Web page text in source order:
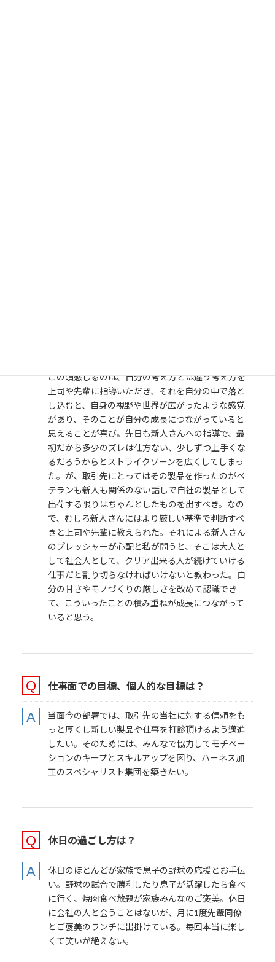
この頃感じるのは、自分の考え方とは違う考え方を
上司や先輩に指導いただき、それを自分の中で落と
し込むと、自身の視野や世界が広がったような感覚
があり、そのことが自分の成長につながっていると
思えることが喜び。先日も新人さんへの指導で、最
初だから多少のズレは仕方ない、少しずつ上手くな
るだろうからとストライクゾーンを広くしてしまっ
た。が、取引先にとってはその製品を作ったのがベ
テランも新人も関係のない話しで自社の製品として
出荷する限りはちゃんとしたものを出すべき。なの
で、むしろ新人さんにはより厳しい基準で判断すべ
きと上司や先輩に教えられた。それによる新人さん
のプレッシャーが心配と私が問うと、そこは大人と
して社会人として、クリア出来る人が続けていける
仕事だと割り切らなければいけないと教わった。自
分の甘さやモノづくりの厳しさを改めて認識でき
て、こういったことの積み重ねが成長につながって
いると思う。
仕事面での目標、個人的な目標は？
当面今の部署では、取引先の当社に対する信頼をも
っと厚くし新しい製品や仕事を打診頂けるよう邁進
したい。そのためには、みんなで協力してモチベー
ションのキープとスキルアップを図り、ハーネス加
工のスペシャリスト集団を築きたい。
休日の過ごし方は？
休日のほとんどが家族で息子の野球の応援とお手伝
い。野球の試合で勝利したり息子が活躍したら食べ
に行く、焼肉食べ放題が家族みんなのご褒美。休日
に会社の人と会うことはないが、月に1度先輩同僚
とご褒美のランチに出掛けている。毎回本当に楽し
くて笑いが絶えない。